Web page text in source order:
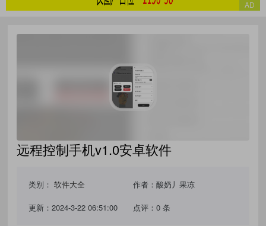
远程控制手机v1.0安卓软件
类别：软件大全 作者：酸奶丿果冻
更新：2024-3-22 06:51:00 点评：0 条